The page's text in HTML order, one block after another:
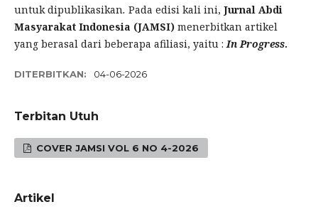
untuk dipublikasikan. Pada edisi kali ini, Jurnal Abdi
Masyarakat Indonesia (JAMSI) menerbitkan artikel
yang berasal dari beberapa afiliasi, yaitu : In Progress.
DITERBITKAN: 04-06-2026
Terbitan Utuh
COVER JAMSI VOL 6 NO 4-2026
Artikel